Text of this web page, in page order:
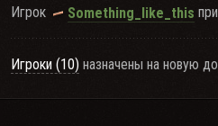
Игрок Something_like_this
Игроки (10) назначены на новую